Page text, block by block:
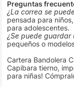
Preguntas
¿La correa se
pensada para
para adolescentes.
¿Se puede guardar
pequeños o
Cartera Bandolera
Capibara tierno,
para niñas!